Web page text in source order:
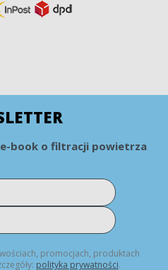
book o filtracji powietrza
promocjach, produktach
polityka prywatności.